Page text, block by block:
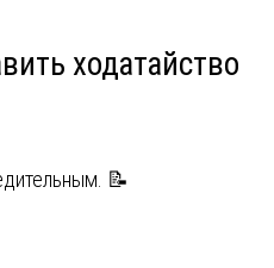
ходатайство
📝